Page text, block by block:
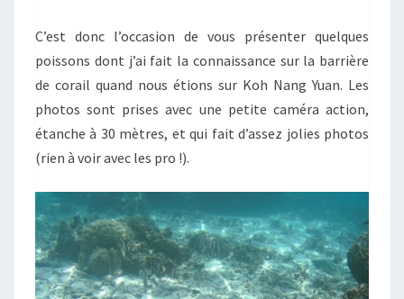
C’est donc l’occasion de vous présenter quelques
poissons dont j’ai fait la connaissance sur la barrière
de corail quand nous étions sur Koh Nang Yuan. Les
photos sont prises avec une petite caméra action,
étanche à 30 mètres, et qui fait d’assez jolies photos
(rien à voir avec les pro !).